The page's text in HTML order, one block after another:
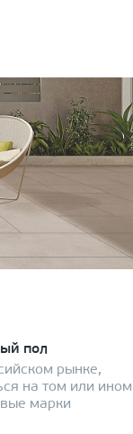
пол
рынке,
на том или ином
марки